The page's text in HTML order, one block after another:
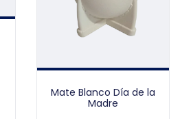
Mate Blanco Día de la
Madre